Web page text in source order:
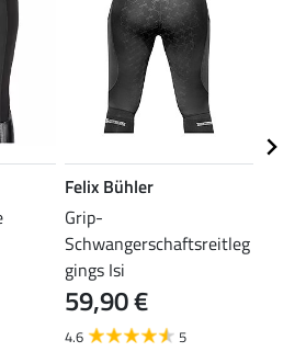
Felix Bühler
Grip-
Schwangerschaftsreitleg
gings Isi
59,90 €
4.6 5